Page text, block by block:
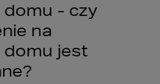
domu - czy
na
domu jest